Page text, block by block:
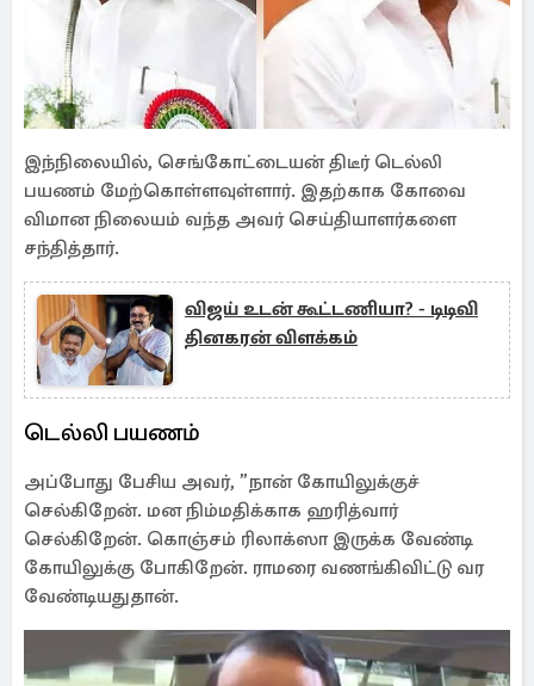
இந்நிலையில், செங்கோட்டையன் திடீர் டெல்லி
பயணம் மேற்கொள்ளவுள்ளார். இதற்காக கோவை
விமான நிலையம் வந்த அவர் செய்தியாளர்களை
சந்தித்தார்.
விஜய் உடன் கூட்டணியா? - டிடிவி
தினகரன் விளக்கம்
டெல்லி பயணம்
அப்போது பேசிய அவர், ”நான் கோயிலுக்குச்
செல்கிறேன். மன நிம்மதிக்காக ஹரித்வார்
செல்கிறேன். கொஞ்சம் ரிலாக்ஸா இருக்க வேண்டி
கோயிலுக்கு போகிறேன். ராமரை வணங்கிவிட்டு வர
வேண்டியதுதான்.